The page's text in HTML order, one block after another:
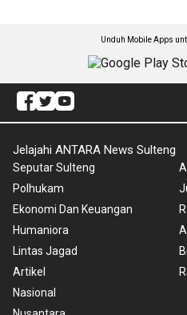
Unduh Mobile Apps
Jelajahi ANTARA News Sulteng
Seputar Sulteng
Polhukam
Ekonomi Dan Keuangan
Humaniora
Lintas Jagad
Artikel
Nasional